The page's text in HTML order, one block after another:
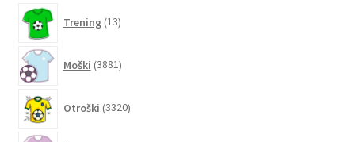
Trening 13izdelkov
Moški 3881izdelkov
Otroški 3320izdelkov